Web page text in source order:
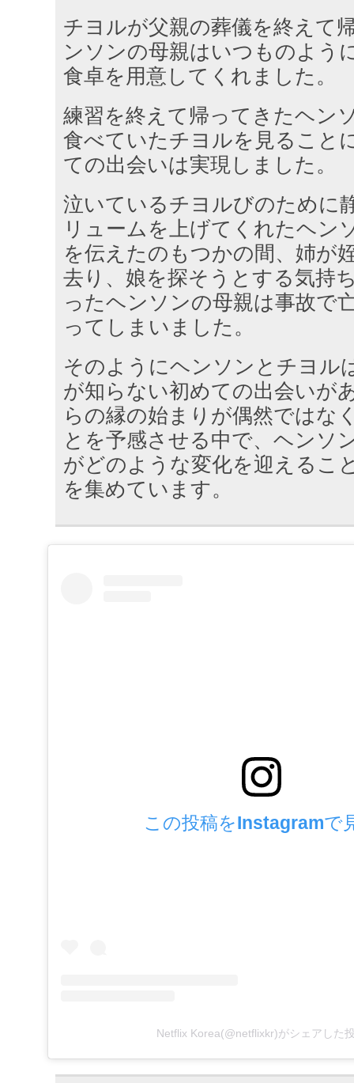
チヨルが父親の葬儀を終えて
ンソンの母親はいつものよう
食卓を用意してくれました。
練習を終えて帰ってきたヘン
食べていたチヨルを見ること
ての出会いは実現しました。
泣いているチヨルびのために
リュームを上げてくれたヘン
を伝えたのもつかの間、姉が
去り、娘を探そうとする気持
ったヘンソンの母親は事故で
ってしまいました。
そのようにヘンソンとチヨル
が知らない初めての出会いが
らの縁の始まりが偶然ではな
とを予感させる中で、ヘンソ
がどのような変化を迎えるこ
を集めています。
この投稿をInstagramで
Netflix Korea(@netflixkr)がシェアした